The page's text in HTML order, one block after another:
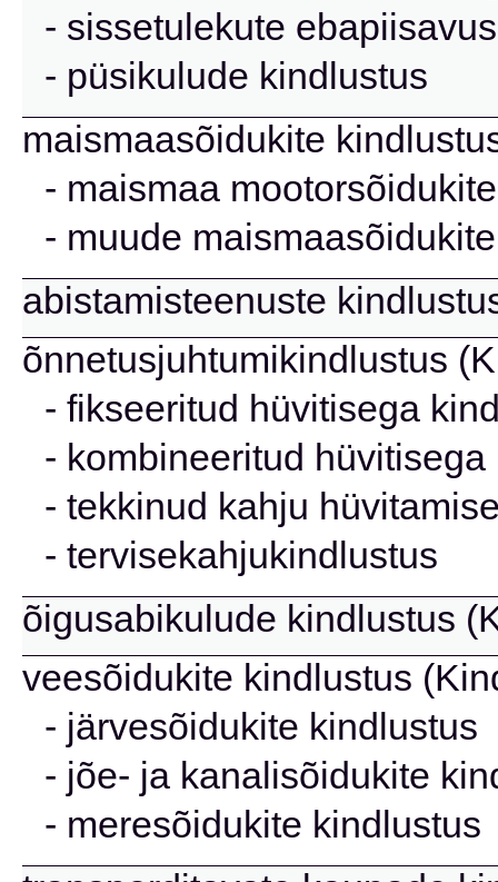
- sissetulekute
- püsikulude kindlustus
maismaasõidukite
- maismaa
- muude
abistamisteenuste
õnnetusjuhtumikindlustus
- fikseeritud hüvitisega
- kombineeritud hüvitisega
- tekkinud kahju
- tervisekahjukindlustus
õigusabikulude kindlustus
veesõidukite kindlustus
- järvesõidukite kindlustus
- jõe- ja kanalisõidukite
- meresõidukite kindlustus